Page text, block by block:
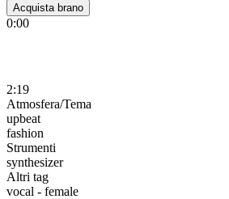
Acquista brano
0:00
2:19
Atmosfera/Tema
upbeat
fashion
Strumenti
synthesizer
Altri tag
vocal - female